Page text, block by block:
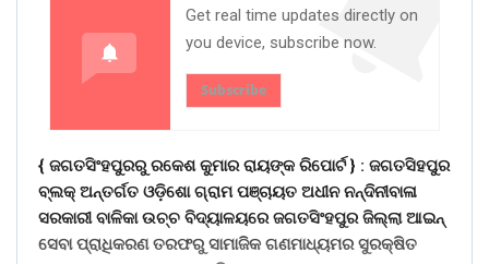
Get real time updates directly on
you device, subscribe now.
Subscribe
{ ଜଗତସିଂହପୁରରୁ ରକେଶ କୁମାର ରାୟଙ୍କ ରିପୋର୍ଟ } : ଜଗତସିହପୁର
ବ୍ଲକ୍ ଅନ୍ତର୍ଗତ ଓଡ଼ିଶୋ ଗ୍ରାମ ପଞ୍ଚାୟତ ଅଧୀନ ନନ୍ଦିନୀବାଳା
ସରକାରୀ ବାଳିକା ଉଚ୍ଚ ବିଦ୍ୟାଳୟରେ ଜଗତସିଂହପୁର ଜିଲ୍ଲା ଆଇନ୍
ସେବା ପ୍ରାଧିକରଣ ତରଫରୁ ସାମାଜିକ ଗଣମାଧ୍ୟମର ସୁରକ୍ଷିତ